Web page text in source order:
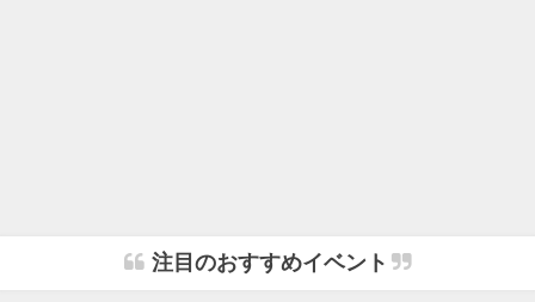
注目のおすすめイベント